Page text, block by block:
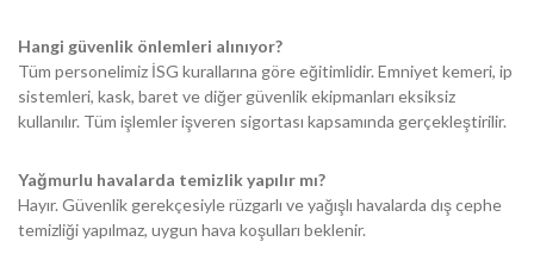
Hangi güvenlik önlemleri alınıyor?
Tüm personelimiz İSG kurallarına göre eğitimlidir. Emniyet kemeri, ip
sistemleri, kask, baret ve diğer güvenlik ekipmanları eksiksiz
kullanılır. Tüm işlemler işveren sigortası kapsamında gerçekleştirilir.
Yağmurlu havalarda temizlik yapılır mı?
Hayır. Güvenlik gerekçesiyle rüzgarlı ve yağışlı havalarda dış cephe
temizliği yapılmaz, uygun hava koşulları beklenir.